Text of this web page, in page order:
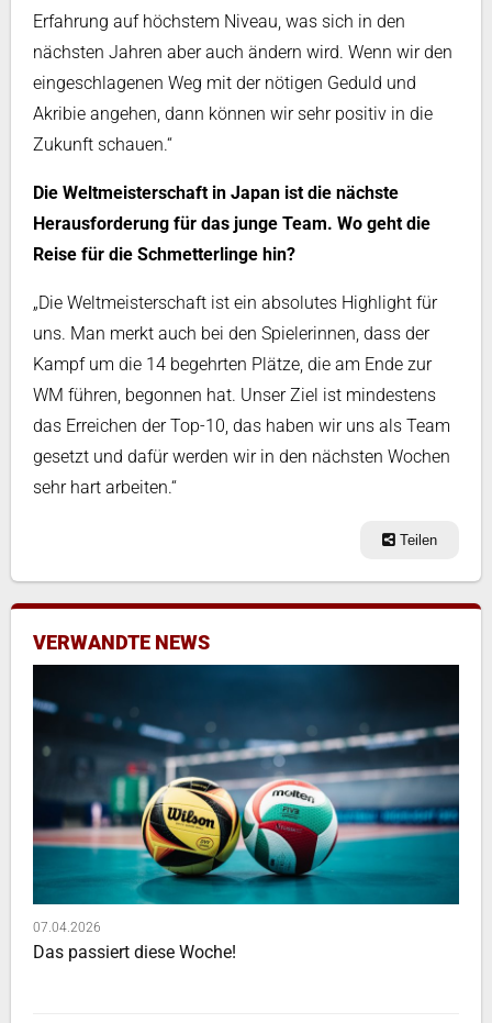
Erfahrung auf höchstem Niveau, was sich in den
nächsten Jahren aber auch ändern wird. Wenn wir den
eingeschlagenen Weg mit der nötigen Geduld und
Akribie angehen, dann können wir sehr positiv in die
Zukunft schauen.“
Die Weltmeisterschaft in Japan ist die nächste
Herausforderung für das junge Team. Wo geht die
Reise für die Schmetterlinge hin?
„Die Weltmeisterschaft ist ein absolutes Highlight für
uns. Man merkt auch bei den Spielerinnen, dass der
Kampf um die 14 begehrten Plätze, die am Ende zur
WM führen, begonnen hat. Unser Ziel ist mindestens
das Erreichen der Top-10, das haben wir uns als Team
gesetzt und dafür werden wir in den nächsten Wochen
sehr hart arbeiten.“
Teilen
VERWANDTE NEWS
07.04.2026
Das passiert diese Woche!